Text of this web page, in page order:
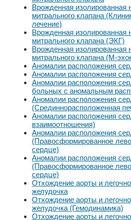
Врожденная изолированная
митрального клапана
лечение)
Врожденная изолированная
митрального клапана (ЭКГ)
Врожденная изолированная
митрального клапана (М-
Аномалии расположения
Аномалии расположения
Аномалии расположения
больных с аномальным
Аномалии расположения
(Срединнорасположенная
Аномалии расположения
взаимоотношения)
Аномалии расположения
(Правосформированное
сердце)
Аномалии расположения
(Правосформированное
сердце)
Отхождение аорты и
желудочка
Отхождение аорты и
желудочка (Гемодинамика)
Отхождение аорты и